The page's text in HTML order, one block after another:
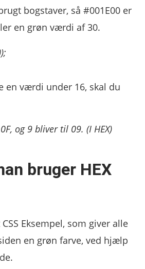
bogstaver, så #001E00 er
en grøn værdi af 30.
en værdi under 16, skal du
og 9 bliver til 09. (I HEX)
bruger HEX
Eksempel, som giver alle
en grøn farve, ved hjælp